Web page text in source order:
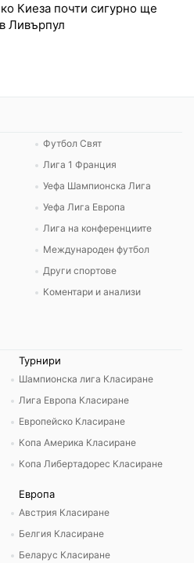
Киеза почти сигурно ще
Ливърпул
Футбол Свят
Лига 1 Франция
Уефа Шампионска Лига
Уефа Лига Европа
Лига на конференциите
Международен футбол
Други спортове
Коментари и анализи
Турнири
Шампионска лига Класиране
Лига Европа Класиране
Европейско Класиране
Копа Америка Класиране
Копа Либертадорес Класиране
Европа
Австрия Класиране
Белгия Класиране
Беларус Класиране